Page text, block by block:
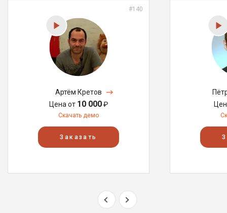
#140
Артём Кретов
Цена от 10 000₽
Скачать демо
Заказать